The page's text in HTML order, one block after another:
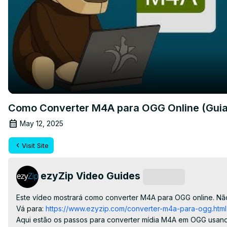
Como Converter M4A para OGG Online
May 12, 2025
Visit Site
ezyZip Video Guides
Este vídeo mostrará como converter M4A para OGG online.
Vá para: https://www.ezyzip.com/converter-m4a-para-ogg.html
Aqui estão os passos para converter mídia M4A em OGG